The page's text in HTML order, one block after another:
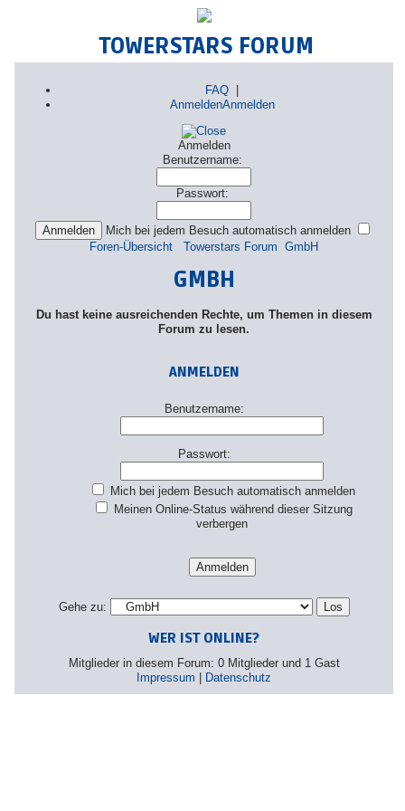
TOWERSTARS FORUM
FAQ |
AnmeldenAnmelden
Anmelden
Benutzername:
Passwort:
Mich bei jedem Besuch automatisch anmelden
Foren-Übersicht
Towerstars Forum GmbH
GMBH
Du hast keine ausreichenden Rechte, um Themen in diesem
Forum zu lesen.
ANMELDEN
Benutzername:
Passwort:
Mich bei jedem Besuch automatisch anmelden
Meinen Online-Status während dieser Sitzung
verbergen
Gehe zu:
WER IST ONLINE?
Mitglieder in diesem Forum: 0 Mitglieder und 1 Gast
Impressum
Datenschutz